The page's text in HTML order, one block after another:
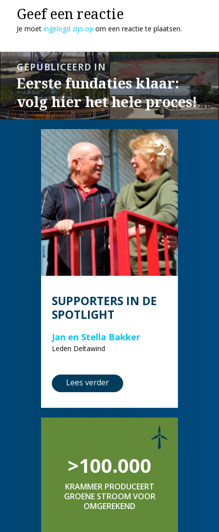
Geef een reactie
Je moetingelogd zijn op om een reactie te plaatsen.
Bericht
navigatieGEPUBLICEERD IN
Eerste fundaties klaar:
volg hier het hele proces!
SUPPORTERS IN DE
SPOTLIGHT
Jan en Stella Bakker
Leden Deltawind
Lees verder
>100.000
KRAMMER PRODUCEERT
GROENE STROOM VOOR
OMGEREKEND